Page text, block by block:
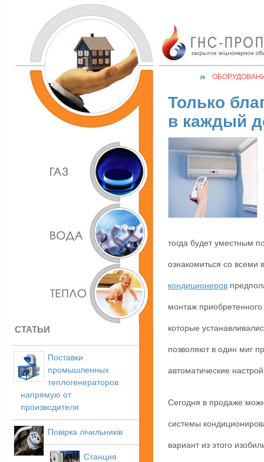
СТАТЬИ
Поставки
промышленных
теплогенераторов
напрямую от
производителя
Повірка лічильників
Станция
Только
в каждый
тогда будет уместным
ознакомиться со
кондиционеров
монтаж
которые
позволяют в один миг
автоматические
Сегодня в продаже
системы
вариант из этого